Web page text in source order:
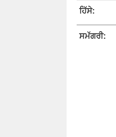
ਹਿੱਸੇ:
ਸਮੱਗਰੀ: